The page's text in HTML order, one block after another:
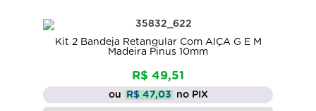
Kit 2 Bandeja Retangular Com AlÇA G E M
Madeira Pinus 10mm
R$ 49,51
ou R$ 47,03 no PIX